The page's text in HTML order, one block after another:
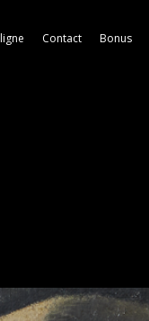
Contact Bonus